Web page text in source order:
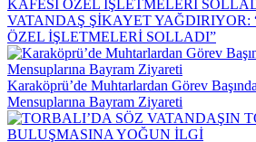
VATANDAŞ ŞİKAYET YAĞDIRIYOR:
ÖZEL İŞLETMELERİ SOLLADI”
Karaköprü’de Muhtarlardan Görev
Mensuplarına Bayram Ziyareti